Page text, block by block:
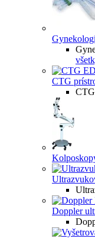
CTG
Doppler